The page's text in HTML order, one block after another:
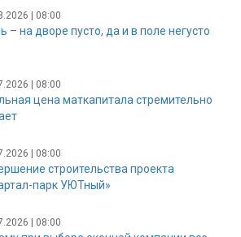
| 08:00
– на дворе пусто, да и в поле негусто
| 08:00
цена маткапитала стремительно
| 08:00
строительства проекта
парк УЮТный»
| 08:00